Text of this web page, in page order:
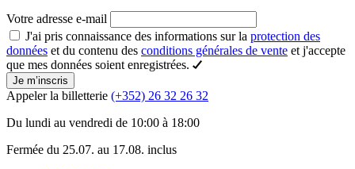
Votre adresse e-mail
J'ai pris connaissance des informations sur la protection des
données et du contenu des conditions générales de vente et j'accepte
que mes données soient enregistrées.
Je m’inscris
Appeler la billetterie (+352) 26 32 26 32
Du lundi au vendredi de 10:00 à 18:00
Fermée du 25.07. au 17.08. inclus